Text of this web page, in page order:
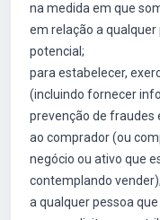
na medida em que
em relação a
potencial;
para estabelecer,
(incluindo fornecer
prevenção de fraudes
ao comprador (ou
negócio ou ativo que
contemplando vender);
a qualquer pessoa